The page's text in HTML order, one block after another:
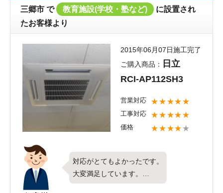
言葉頂きましてありがとうございま
す。
お客様にも、ご協力いただいて、施工
工事まで早く段取り出来たのかな、と
思います。
アフターフォローにも期待して頂いて
ありがとうございます。
もし、施工工事後にエアコンの不調、
業務用エアコンのクリーニング等ご要
でよろしくお願い致します。
三郷市 で 教育施設(学校・塾など)
に設置され
たお客様より
2015年06月07日施工完了
ご購入商品：
日立
RCI-AP112SH3
営業対応 ★★★★★
工事対応 ★★★★★
価格 ★★★★★
対応がとてもよかったです。
大変満足しています。
ありがとうございました。